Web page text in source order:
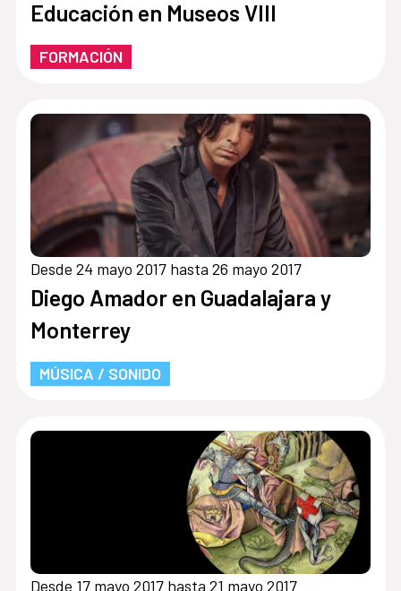
Educación en Museos VIII
FORMACIÓN
Desde 24 mayo 2017 hasta 26 mayo 2017
Diego Amador en Guadalajara y
Monterrey
MÚSICA / SONIDO
Desde 17 mayo 2017 hasta 21 mayo 2017